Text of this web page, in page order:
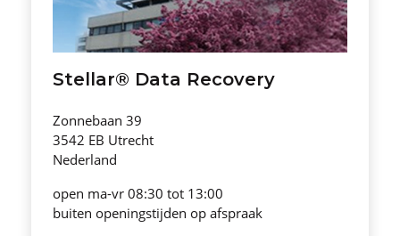
Stellar® Data Recovery
Zonnebaan 39
3542 EB Utrecht
Nederland
open ma-vr 08:30 tot 13:00
buiten openingstijden op afspraak